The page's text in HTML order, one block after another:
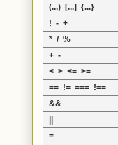
(...) [...] {...}
! - +
* / %
+ -
< > <= >=
== != === !==
&&
=